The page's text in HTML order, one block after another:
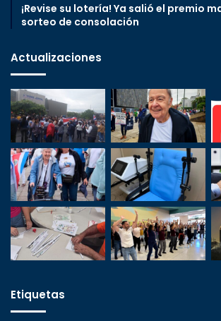
¡Revise su lotería! Ya salió el premio
sorteo de consolación
Actualizaciones
Etiquetas